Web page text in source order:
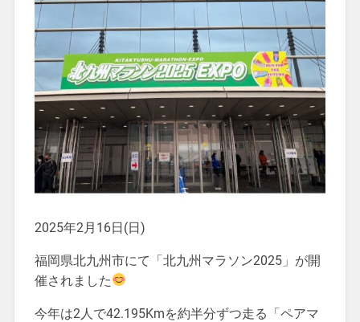
2025年2月16日(日)
福岡県北九州市にて「北九州マラソン2025」が開
催されました
今年は2人で42.195Kmを約半分ずつ走る「ペアマ